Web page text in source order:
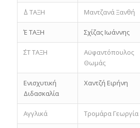
΄Δ ΤΑΞΗ Μαντζανά Ξανθή
Έ ΤΑΞΗ Σχίζας Ιωάννης
΄ΣΤ ΤΑΞΗ
Αϋφαντόπουλος
Θωμάς
Ενισχυτική
Διδασκαλία
Χαντζή Ειρήνη
Αγγλικά Τρομάρα Γεωργία